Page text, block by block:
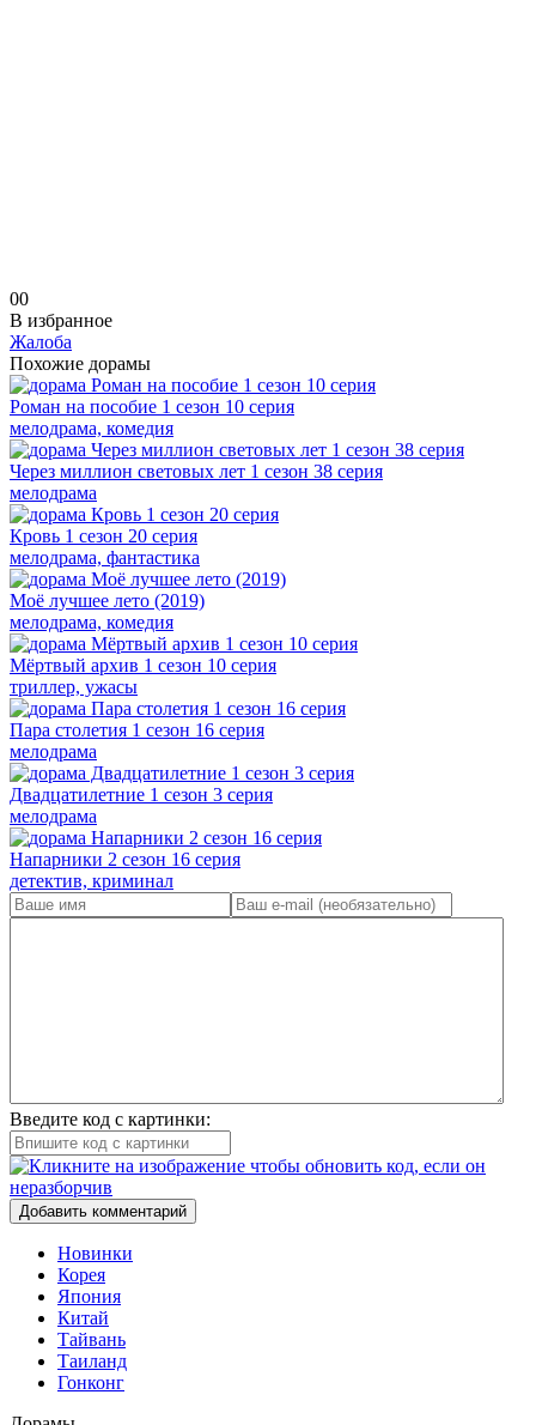
00
В избранное
Жалоба
Похожие дорамы
Роман на пособие 1 сезон 10 серия
мелодрама, комедия
Через миллион световых лет 1 сезон 38 серия
мелодрама
Кровь 1 сезон 20 серия
мелодрама, фантастика
Моё лучшее лето (2019)
мелодрама, комедия
Мёртвый архив 1 сезон 10 серия
триллер, ужасы
Пара столетия 1 сезон 16 серия
мелодрама
Двадцатилетние 1 сезон 3 серия
мелодрама
Напарники 2 сезон 16 серия
детектив, криминал
Введите код с картинки:
Добавить комментарий
Новинки
Корея
Япония
Китай
Тайвань
Таиланд
Гонконг